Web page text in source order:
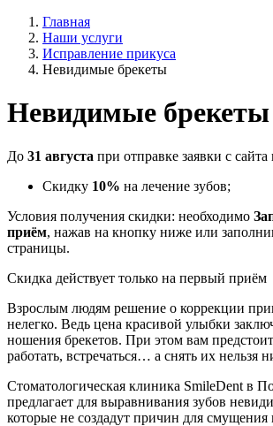
Главная
Наши услуги
Исправление прикуса
Невидимые брекеты
Невидимые брекеты
До 31 августа при отправке заявки с
Скидку 10% на лечение зубов;
Условия получения скидки: необходимо
приём, нажав на кнопку ниже или
страницы.
Скидка действует только на первый приём
Взрослым людям решение о коррекции
нелегко. Ведь цена красивой улыбки
ношения брекетов. При этом вам
работать, встречаться… а снять их нельзя
Стоматологическая клиника SmileDent в
предлагает для выравнивания зубов
которые не создадут причин для смущения